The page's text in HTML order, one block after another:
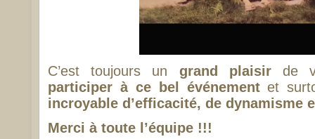
C’est toujours un grand plaisirde
participer à ce bel événementet
incroyable d’efficacité, de dynamisme
Merci à toute l’équipe !!!